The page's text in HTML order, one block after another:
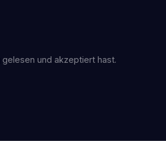
gelesen und akzeptiert hast.